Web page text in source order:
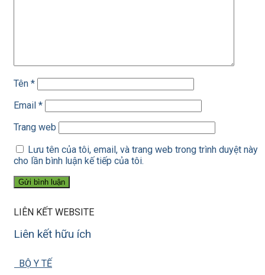
Tên *
Email *
Trang web
Lưu tên của tôi, email, và trang web trong trình duyệt này
cho lần bình luận kế tiếp của tôi.
LIÊN KẾT WEBSITE
Liên kết hữu ích
BỘ Y TẾ